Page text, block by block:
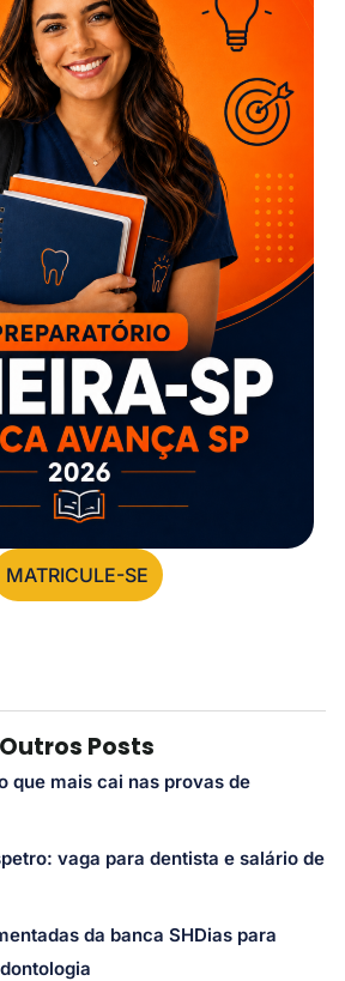
MATRICULE-SE
Outros Posts
que mais cai nas provas de
vaga para dentista e salário de
da banca SHDias para